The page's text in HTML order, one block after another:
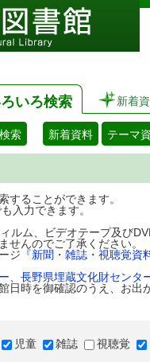
いろ検索 新着
索 新着資料 テーマ
することができます。
入力できます。
ルム、ビデオテープ及び
せんのでご了承ください。
ジ 『新聞・雑誌・視聴覚資
長野県埋蔵文化財センタ
日時を御確認のうえ、お出
児童 雑誌 視聴覚